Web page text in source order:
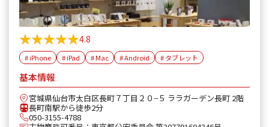
★★★★★
★★★★★4.8
# iPhone # iPad # Mac # Android # タブレット
基本情報
宮城県仙台市太白区長町７丁目２０−５ ララガーデン長町 2階
長町南駅から徒歩2分
050-3155-4788